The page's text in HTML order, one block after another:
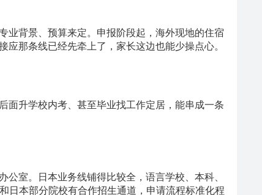
业背景、预算来定。申报阶段起，海外现地的住宿
那条线已经先牵上了，家长这边也能少操点心。
面升学校内考、甚至毕业找工作定居，能串成一条
室。日本业务线铺得比较全，语言学校、本科、
日本部分院校有合作招生通道，申请流程标准化程